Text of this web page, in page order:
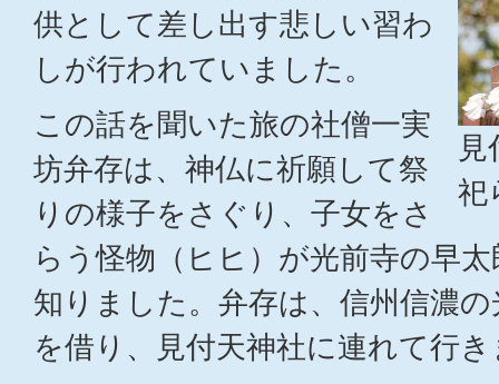
祀
供として差し出す悲しい習わ
しが行われていました。
この話を聞いた旅の社僧一実
坊弁存は、神仏に祈願して祭
りの様子をさぐり、子女をさ
らう怪物（ヒヒ）が光前寺の早
知りました。弁存は、信州信濃
を借り、見付天神社に連れて行